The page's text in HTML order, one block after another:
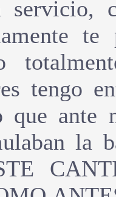
servicio,
te
tengo
que ante
la